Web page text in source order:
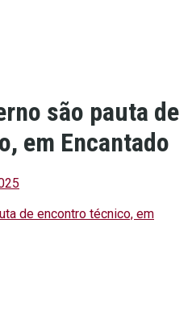
são pauta de
em Encantado